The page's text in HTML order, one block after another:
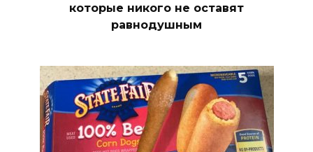
которые никого не оставят
равнодушным